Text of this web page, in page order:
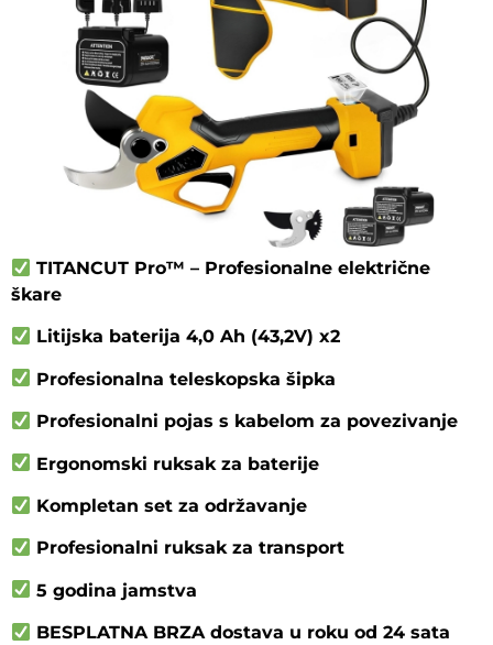
TITANCUT Pro™ – Profesionalne električne
škare
Litijska baterija 4,0 Ah (43,2V) x2
Profesionalna teleskopska šipka
Profesionalni pojas s kabelom za povezivanje
Ergonomski ruksak za baterije
Kompletan set za održavanje
Profesionalni ruksak za transport
5 godina jamstva
BESPLATNA BRZA dostava u roku od 24 sata